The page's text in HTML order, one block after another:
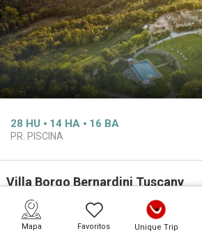
Mapa Favoritos Unique Trip
28 HU 14 HA 16 BA
PR. PISCINA
Villa Borgo Bernardini Tuscany